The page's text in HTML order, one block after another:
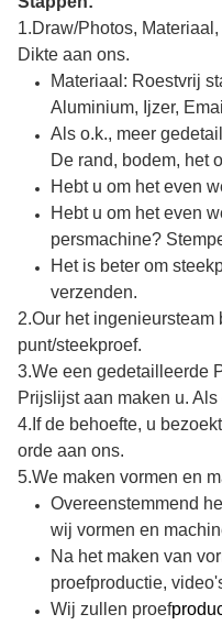
1.Draw/Photos,
Dikte aan ons.
Materiaal: Roestvrij
Aluminium, Ijzer,
Als o.k., meer
De rand, bodem, het
Hebt u om het even
Hebt u om het even
persmachine?
Het is beter om
verzenden.
2.Our het
punt/steekproef.
3.We een gedetailleerde
Prijslijst aan maken u.
4.If de behoefte, u
orde aan ons.
5.We maken vormen en
Overeenstemmend
wij vormen en
Na het maken van
proefproductie,
Wij zullen proef